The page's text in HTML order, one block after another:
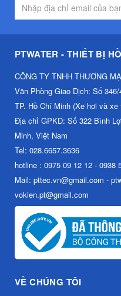
PTWATER - THIẾT BỊ
CÔNG TY TNHH THƯƠNG
Văn Phòng Giao Dịch: Số
TP. Hồ Chí Minh (Xe hơi và
Địa chỉ GPKD: Số 322 Bình
Minh, Việt Nam
Tel: 028.6657.3636
hotline : 0975 09 12 12 - 0938
Mail: pttec.vn@gmail.com -
vokien.pt@gmail.com
VỀ CHÚNG TÔI